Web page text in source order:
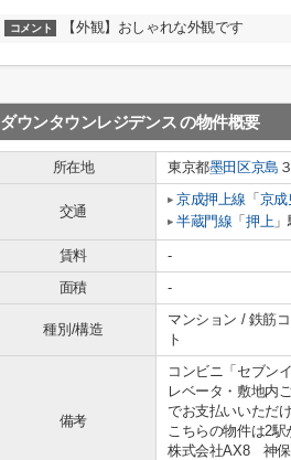
コメント 【外観】おしゃれな外観です
ダウンタウンレジデンス の物件概要
所在地 東京都墨田区京島
交通
京成押上線 「 京成
半蔵門線 「押上」
賃料 -
面積
-
種別/構造
マンション / 鉄筋
ト
備考
コンビニ「セブン
レベータ・敷地内
でお支払いいただ
こちらの物件は2
株式会社AX8 神保